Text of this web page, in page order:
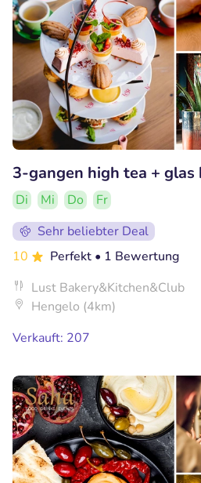
3-gangen high tea + glas
Di Mi Do
Fr
Sehr beliebter Deal
10
Perfekt • 1 Bewertung
Lust Bakery&Kitchen&Club
Hengelo (4km)
Verkauft: 207